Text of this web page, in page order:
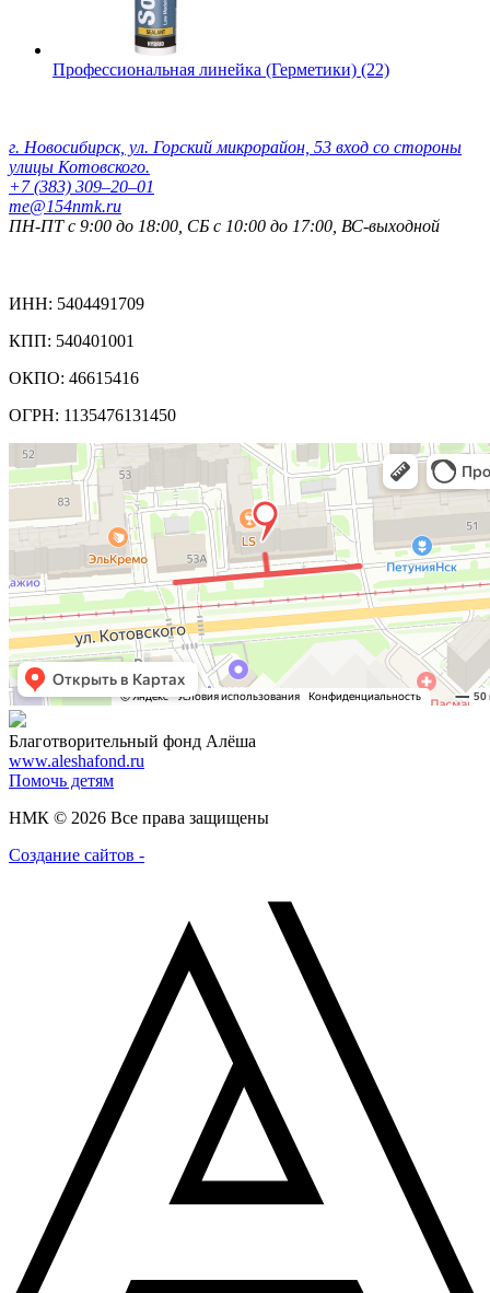
Профессиональная линейка (Герметики) (22)
г. Новосибирск, ул. Горский микрорайон, 53 вход со стороны
улицы Котовского.
+7 (383) 309‒20‒01
me@154nmk.ru
ПН-ПТ с 9:00 до 18:00, СБ с 10:00 до 17:00, ВС-выходной
ИНН: 5404491709
КПП: 540401001
ОКПО: 46615416
ОГРН: 1135476131450
Благотворительный фонд Алёша
www.aleshafond.ru
Помочь детям
НМК © 2026 Все права защищены
Создание сайтов -